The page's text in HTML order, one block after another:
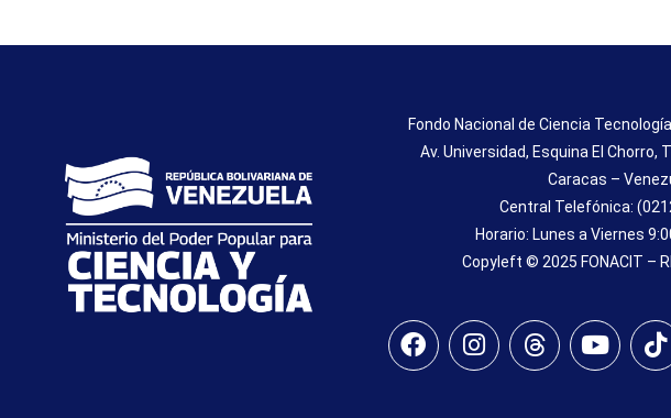
Fondo Nacional de Ciencia
Av. Universidad, Esquina El Chorro,
Caracas –
Central Telefónica:
Horario: Lunes a Viernes
Copyleft © 2025 FONACIT –